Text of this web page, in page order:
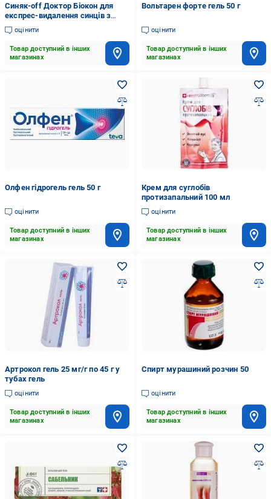
Синяк-off Доктор Біокон для
експрес-видалення синців з
тонуючим ефектом 30 г гель
оцінити
Товар доступний в інших
магазинах
Вольтарен форте гель 50 г
оцінити
Товар доступний в інших
магазинах
Олфен гідрогель гель 50 г
оцінити
Товар доступний в інших
магазинах
Крем для суглобів
протизапальний 100 мл
оцінити
Товар доступний в інших
магазинах
Артрокол гель 25 мг/г по 45 г у
тубах гель
оцінити
Товар доступний в інших
магазинах
Спирт мурашиний розчин 50
оцінити
Товар доступний в інших
магазинах